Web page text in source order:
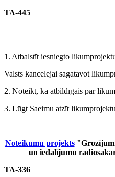
TA-445
1. Atbalstīt iesniegto
Valsts kancelejai sagatavot
2. Noteikt, ka atbildīgais par
3. Lūgt Saeimu atzīt
Noteikumu projekts"Grozījumi
un iedalījumu
TA-336